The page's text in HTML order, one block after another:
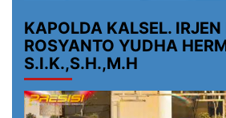
KAPOLDA KALSEL. IRJEN
ROSYANTO YUDHA
S.I.K.,S.H.,M.H